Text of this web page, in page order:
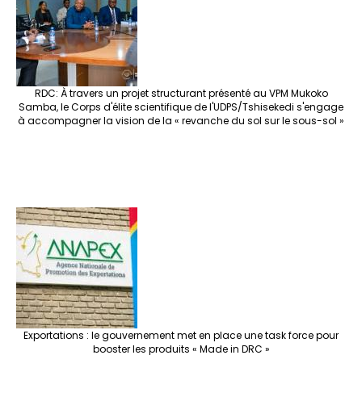
RDC: À travers un projet structurant présenté au VPM Mukoko
Samba, le Corps d'élite scientifique de l'UDPS/Tshisekedi s'engage
à accompagner la vision de la « revanche du sol sur le sous-sol »
Exportations : le gouvernement met en place une task force pour
booster les produits « Made in DRC »